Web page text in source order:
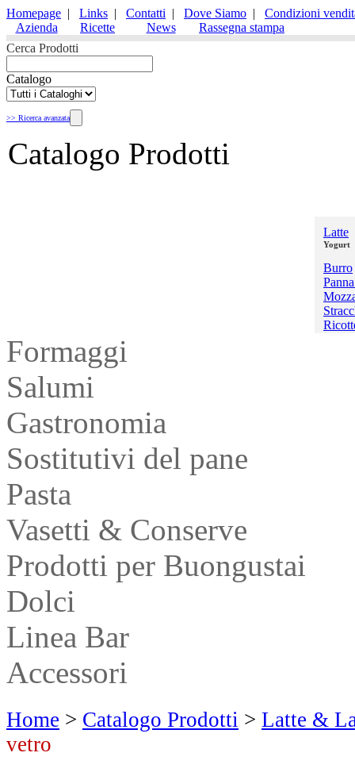
Homepage | Links | Contatti | Dove Siamo | Condizioni
Azienda
Ricette News
Rassegna stampa
Cerca Prodotti
Catalogo
>> Ricerca avanzata
Catalogo Prodotti
Latte
Yogurt
Burro
Formaggi
Salumi
Gastronomia
Sostitutivi del pane
Pasta
Vasetti & Conserve
Prodotti per Buongustai
Dolci
Linea Bar
Accessori
Home > Catalogo Prodotti > Latte &
vetro